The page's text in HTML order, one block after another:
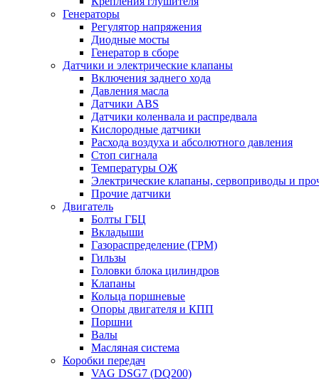
Генераторы
Регулятор напряжения
Диодные мосты
Генератор в сборе
Датчики и электрические клапаны
Включения заднего хода
Давления масла
Датчики ABS
Датчики коленвала и распредвала
Кислородные датчики
Расхода воздуха и абсолютного давления
Стоп сигнала
Температуры ОЖ
Электрические клапаны, сервоприводы и
Прочие датчики
Двигатель
Болты ГБЦ
Вкладыши
Газораспределение (ГРМ)
Гильзы
Головки блока цилиндров
Клапаны
Кольца поршневые
Опоры двигателя и КПП
Поршни
Валы
Масляная система
Коробки передач
VAG DSG7 (DQ200)